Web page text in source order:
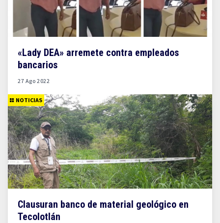
«Lady DEA» arremete contra empleados
bancarios
27 Ago 2022
NOTICIAS
Clausuran banco de material geológico en
Tecolotlán